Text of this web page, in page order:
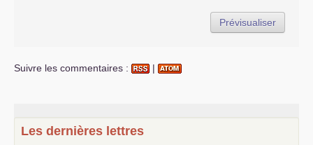
Suivre les commentaires : |
Les dernières lettres